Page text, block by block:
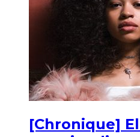
[Chronique]